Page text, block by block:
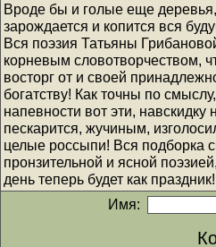
Вроде бы и голые еще
зарождается и копится вся
Вся поэзия Татьяны
корневым словотворчеством,
восторг от и своей
богатству! Как точны по
напевности вот эти,
пескарится, жучиным,
целые россыпи! Вся подборка
пронзительной и ясной
день теперь будет как праздник!
Имя: